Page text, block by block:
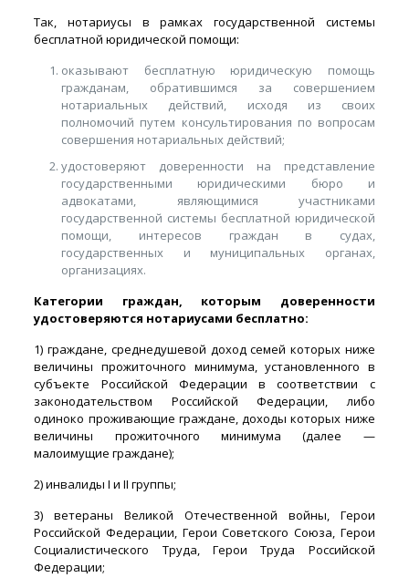
Так, нотариусы в рамках государственной системы
бесплатной юридической помощи:
оказывают бесплатную юридическую помощь
гражданам, обратившимся за совершением
нотариальных действий, исходя из своих
полномочий путем консультирования по вопросам
совершения нотариальных действий;
удостоверяют доверенности на представление
государственными юридическими бюро и
адвокатами, являющимися участниками
государственной системы бесплатной юридической
помощи, интересов граждан в судах,
государственных и муниципальных органах,
организациях.
Категории граждан, которым доверенности
удостоверяются нотариусами бесплатно:
1) граждане, среднедушевой доход семей которых ниже
величины прожиточного минимума, установленного в
субъекте Российской Федерации в соответствии с
законодательством Российской Федерации, либо
одиноко проживающие граждане, доходы которых ниже
величины прожиточного минимума (далее —
малоимущие граждане);
2) инвалиды I и II группы;
3) ветераны Великой Отечественной войны, Герои
Российской Федерации, Герои Советского Союза, Герои
Социалистического Труда, Герои Труда Российской
Федерации;